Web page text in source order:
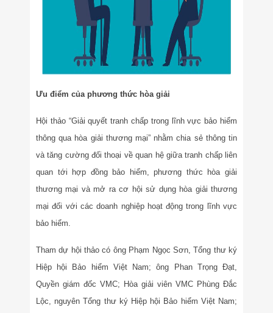
Ưu điểm của phương thức hòa giải
Hội thảo “Giải quyết tranh chấp trong lĩnh vực bảo hiểm
thông qua hòa giải thương mại” nhằm chia sẻ thông tin
và tăng cường đối thoại về quan hệ giữa tranh chấp liên
quan tới hợp đồng bảo hiểm, phương thức hòa giải
thương mại và mở ra cơ hội sử dụng hòa giải thương
mại đối với các doanh nghiệp hoạt động trong lĩnh vực
bảo hiểm.
Tham dự hội thảo có ông Phạm Ngọc Sơn, Tổng thư ký
Hiệp hội Bảo hiểm Việt Nam; ông Phan Trọng Đạt,
Quyền giám đốc VMC; Hòa giải viên VMC Phùng Đắc
Lộc, nguyên Tổng thư ký Hiệp hội Bảo hiểm Việt Nam;